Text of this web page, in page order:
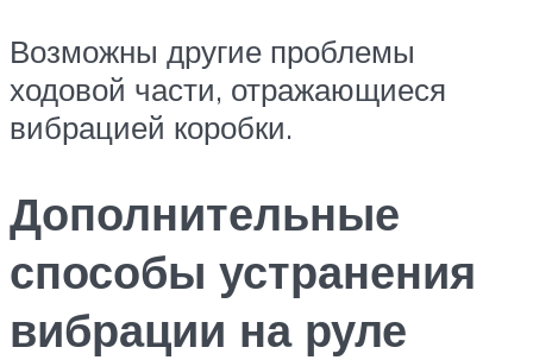
Возможны другие проблемы
ходовой части, отражающиеся
вибрацией коробки.
Дополнительные
способы устранения
вибрации на руле